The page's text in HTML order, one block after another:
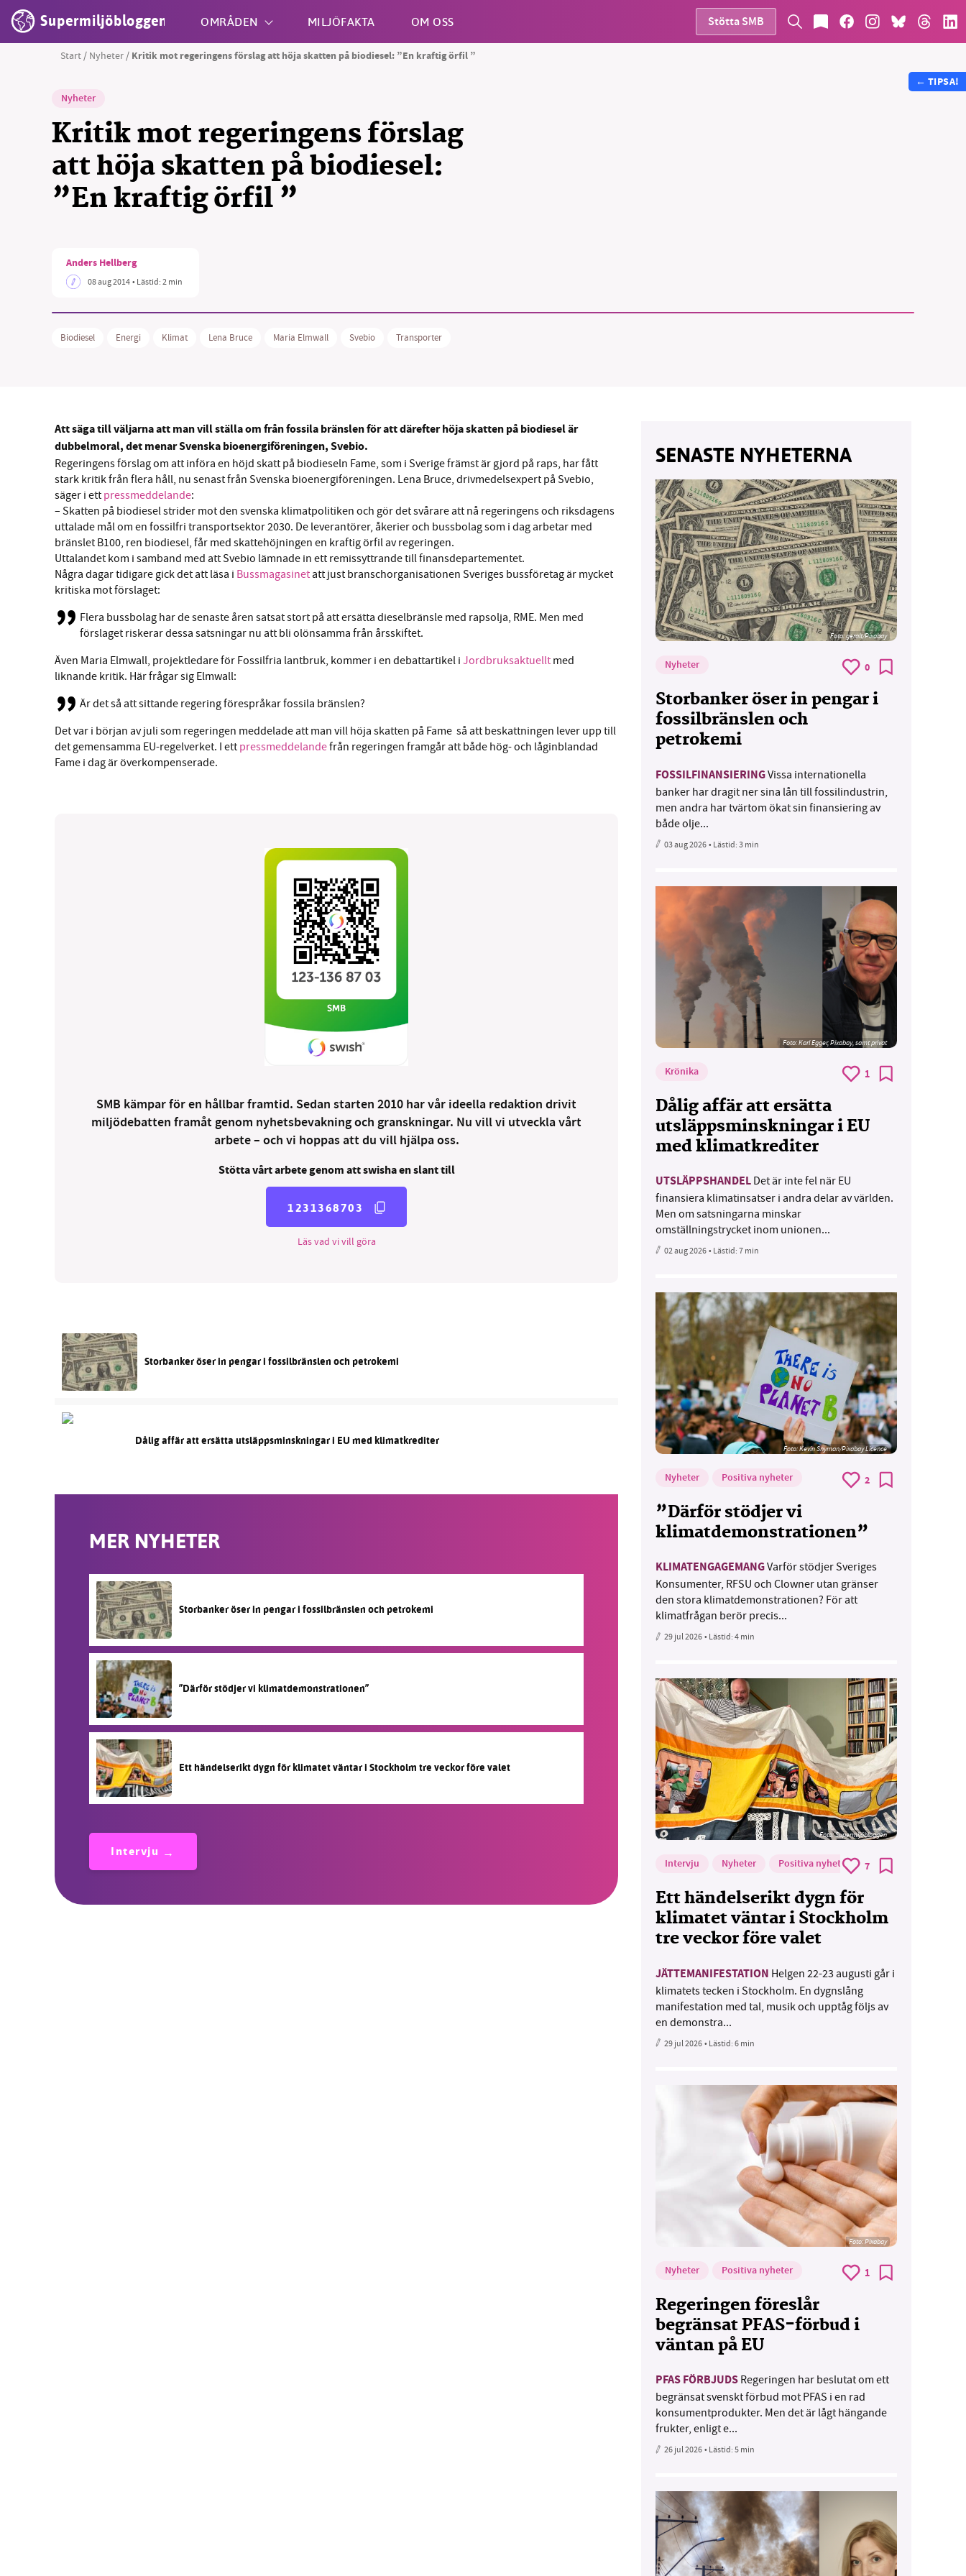
Supermiljöbloggen OMRÅDEN MILJÖFAKTA OM OSS Stötta SMB
Start / Nyheter / Kritik mot regeringens förslag att höja skatten på biodiesel: ”En kraftig örfil ”
Nyheter
Kritik mot regeringens förslag
att höja skatten på biodiesel:
”En kraftig örfil ”
Anders Hellberg
08 aug 2014• Lästid:2 min
Biodiesel Energi Klimat Lena Bruce Maria Elmwall Svebio Transporter
Att säga till väljarna att man vill ställa om från fossila bränslen för att därefter höja skatten på biodiesel är
dubbelmoral, det menar Svenska bioenergiföreningen, Svebio.
Regeringens förslag om att införa en höjd skatt på biodieseln Fame, som i Sverige främst är gjord på raps, har fått
stark kritik från flera håll, nu senast från Svenska bioenergiföreningen. Lena Bruce, drivmedelsexpert på Svebio,
säger i ett pressmeddelande:
– Skatten på biodiesel strider mot den svenska klimatpolitiken och gör det svårare att nå regeringens och riksdagens
uttalade mål om en fossilfri transportsektor 2030. De leverantörer, åkerier och bussbolag som i dag arbetar med
bränslet B100, ren biodiesel, får med skattehöjningen en kraftig örfil av regeringen.
Uttalandet kom i samband med att Svebio lämnade in ett remissyttrande till finansdepartementet.
Några dagar tidigare gick det att läsa i Bussmagasinetatt just branschorganisationen Sveriges bussföretag är mycket
kritiska mot förslaget:
Flera bussbolag har de senaste åren satsat stort på att ersätta dieselbränsle med rapsolja, RME. Men med
förslaget riskerar dessa satsningar nu att bli olönsamma från årsskiftet.
Även Maria Elmwall, projektledare för Fossilfria lantbruk, kommer i en debattartikel i Jordbruksaktuellt med
liknande kritik. Här frågar sig Elmwall:
Är det så att sittande regering förespråkar fossila bränslen?
Det var i början av juli som regeringen meddelade att man vill höja skatten på Fame så att beskattningen lever upp till
det gemensamma EU-regelverket. I ett pressmeddelandefrån regeringen framgår att både hög- och låginblandad
Fame i dag är överkompenserade.
SMB kämpar för en hållbar framtid. Sedan starten 2010 har vår ideella redaktion drivit
miljödebatten framåt genom nyhetsbevakning och granskningar. Nu vill vi utveckla vårt
arbete – och vi hoppas att du vill hjälpa oss.
Stötta vårt arbete genom att swisha en slant till
1231368703
Läs vad vi vill göra
Storbanker öser in pengar i fossilbränslen och petrokemi
Dålig affär att ersätta utsläppsminskningar i EU med klimatkrediter
MER NYHETER
Storbanker öser in pengar i fossilbränslen och petrokemi
”Därför stödjer vi klimatdemonstrationen”
Ett händelserikt dygn för klimatet väntar i Stockholm tre veckor före valet
Intervju
SENASTE NYHETERNA
Foto:geralt/Pixabay
Nyheter 0
Storbanker öser in pengar i
fossilbränslen och
petrokemi
FOSSILFINANSIERINGVissa internationella
banker har dragit ner sina lån till fossilindustrin,
men andra har tvärtom ökat sin finansiering av
både olje...
03 aug 2026• Lästid:3 min
Foto:Karl Egger, Pixabay, samt privat
Krönika 1
Dålig affär att ersätta
utsläppsminskningar i EU
med klimatkrediter
UTSLÄPPSHANDEL Det är inte fel när EU
finansiera klimatinsatser i andra delar av världen.
Men om satsningarna minskar
omställningstrycket inom unionen...
02 aug 2026• Lästid:7 min
Foto:Kevin Snyman/Pixabay Licence
Nyheter Positiva nyheter 2
”Därför stödjer vi
klimatdemonstrationen”
KLIMATENGAGEMANGVarför stödjer Sveriges
Konsumenter, RFSU och Clowner utan gränser
den stora klimatdemonstrationen? För att
klimatfrågan berör precis...
29 jul 2026• Lästid:4 min
Foto: Supermijöbloggen
Intervju Nyheter Positiva nyheter 7
Ett händelserikt dygn för
klimatet väntar i Stockholm
tre veckor före valet
JÄTTEMANIFESTATION Helgen 22-23 augusti går i
klimatets tecken i Stockholm. En dygnslång
manifestation med tal, musik och upptåg följs av
en demonstra...
29 jul 2026• Lästid:6 min
Foto:Pixabay
Nyheter Positiva nyheter 1
Regeringen föreslår
begränsat PFAS-förbud i
väntan på EU
PFAS FÖRBJUDS Regeringen har beslutat om ett
begränsat svenskt förbud mot PFAS i en rad
konsumentprodukter. Men det är lågt hängande
frukter, enligt e...
26 jul 2026• Lästid:5 min
← TIPSA!
ideella redaktion drivit miljödebatten framåt genom
nyhetsbevakning och granskningar. Nu vill vi utveckla vårt arbete –
och vi hoppas att du vill hjälpa oss.
1231368703
Läs vad vi vill göra